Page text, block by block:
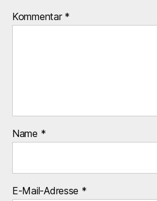
Kommentar *
Name *
E-Mail-Adresse *